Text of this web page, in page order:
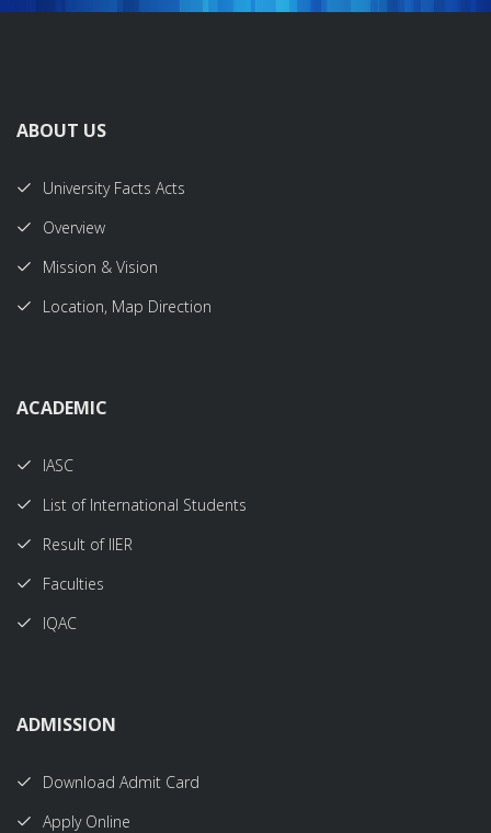
ABOUT US
University Facts Acts
Overview
Mission & Vision
Location, Map Direction
ACADEMIC
IASC
List of International Students
Result of IIER
Faculties
IQAC
ADMISSION
Download Admit Card
Apply Online